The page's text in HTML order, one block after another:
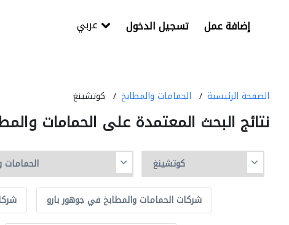
تسجيل الدخول إضافة عمل
الصفحة الرئيسية الحمامات والمطابخ كوتشينغ
نتائج البحث المعتمدة على الحمامات
شركات الحمامات والمطابخ في جوهور بارو